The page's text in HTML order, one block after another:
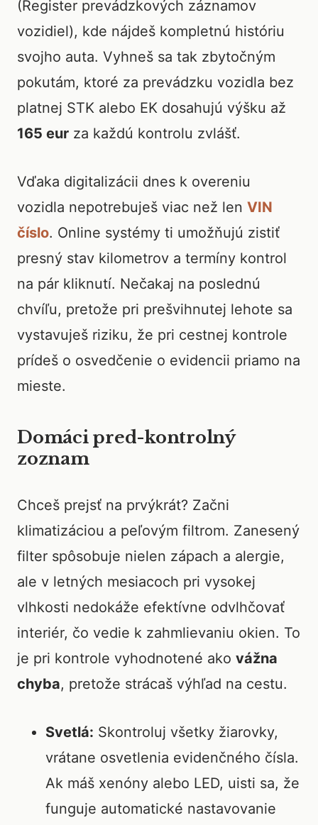
(Register prevádzkových záznamov
vozidiel), kde nájdeš kompletnú históriu
svojho auta. Vyhneš sa tak zbytočným
pokutám, ktoré za prevádzku vozidla bez
platnej STK alebo EK dosahujú výšku až
165 eur za každú kontrolu zvlášť.
Vďaka digitalizácii dnes k overeniu
vozidla nepotrebuješ viac než len VIN
číslo. Online systémy ti umožňujú zistiť
presný stav kilometrov a termíny kontrol
na pár kliknutí. Nečakaj na poslednú
chvíľu, pretože pri prešvihnutej lehote sa
vystavuješ riziku, že pri cestnej kontrole
prídeš o osvedčenie o evidencii priamo na
mieste.
Domáci pred-kontrolný
zoznam
Chceš prejsť na prvýkrát? Začni
klimatizáciou a peľovým filtrom. Zanesený
filter spôsobuje nielen zápach a alergie,
ale v letných mesiacoch pri vysokej
vlhkosti nedokáže efektívne odvlhčovať
interiér, čo vedie k zahmlievaniu okien. To
je pri kontrole vyhodnotené ako vážna
chyba, pretože strácaš výhľad na cestu.
Svetlá: Skontroluj všetky žiarovky,
vrátane osvetlenia evidenčného čísla.
Ak máš xenóny alebo LED, uisti sa, že
funguje automatické nastavovanie